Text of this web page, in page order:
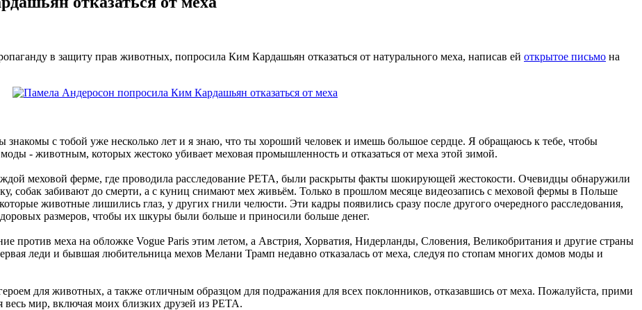
в защиту прав животных, попросила Ким Кардашьян отказаться от натурального меха, написав ей открытое письмо на
с тобой уже несколько лет и я знаю, что ты хороший человек и имешь большое сердце. Я обращаюсь к тебе, чтобы
- животным, которых жестоко убивает меховая промышленность и отказаться от меха этой зимой.
меховой ферме, где проводила расследование PETA, были раскрыты факты шокирующей жестокости. Очевидцы обнаружили
собак забивают до смерти, а с куниц снимают мех живьём. Только в прошлом месяце видеозапись с меховой фермы в Польше
животные лишились глаз, у других гнили челюсти. Эти кадры появились сразу после другого очередного расследования,
размеров, чтобы их шкуры были больше и приносили больше денег.
против меха на обложке Vogue Paris этим летом, а Австрия, Хорватия, Нидерланды, Словения, Великобритания и другие страны
леди и бывшая любительница мехов Мелани Трамп недавно отказалась от меха, следуя по стопам многих домов моды и
для животных, а также отличным образцом для подражания для всех поклонников, отказавшись от меха. Пожалуйста, прими
мир, включая моих близких друзей из PETA.